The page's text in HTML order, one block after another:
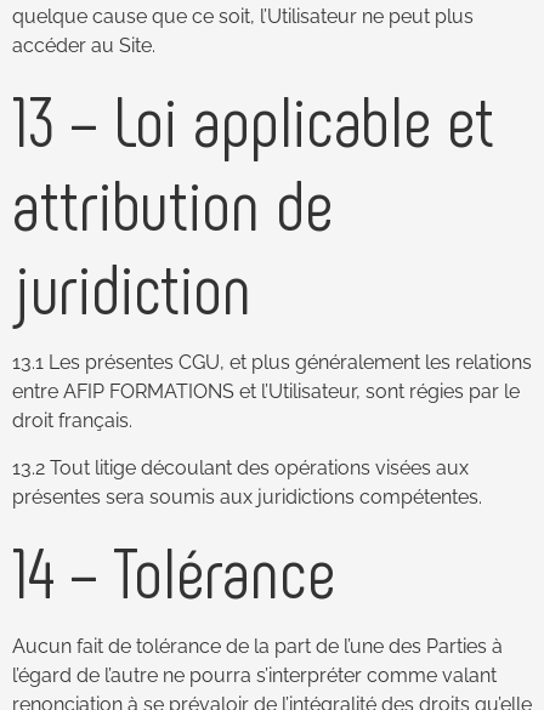
quelque cause que ce soit, l’Utilisateur ne peut plus
accéder au Site.
13 – Loi applicable et
attribution de
juridiction
13.1 Les présentes CGU, et plus généralement les relations
entre AFIP FORMATIONS et l’Utilisateur, sont régies par le
droit français.
13.2 Tout litige découlant des opérations visées aux
présentes sera soumis aux juridictions compétentes.
14 – Tolérance
Aucun fait de tolérance de la part de l’une des Parties à
l’égard de l’autre ne pourra s’interpréter comme valant
renonciation à se prévaloir de l’intégralité des droits qu’elle